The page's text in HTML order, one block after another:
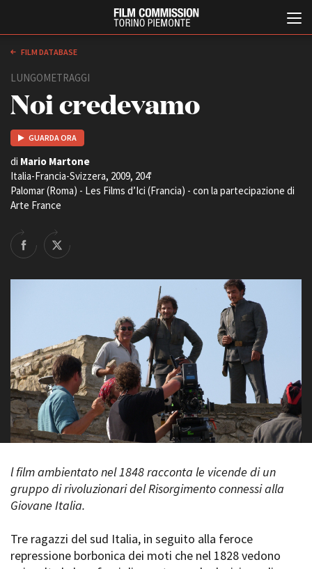
Chi siamo
Storia della Fondazione
Bilancio sociale
Amministrazione
trasparente
Bandi e gare
Sostenibilità ambientale
SERVIZI
Location scouting
Spazi nella sede FCTP
Sala Casting
FILM FUNDS
Avenue Cove - Erasmus +
Guarda che storia!
La Grazia - Immagini e
location della Torino di Paolo
Sorrentino
Open Day
Ciak in TOur!
FESTIVAL, MARKETS,
AWARDS
International Film Festival
Berlinale Internationalen
Filmfestspiele Berlin
Locarno Film Festival
Mostra Internazionale d’Arte
FILM DATABASE
LUNGOMETRAGGI
Noi credevamo
GUARDA ORA
di Mario Martone
Italia-Francia-Svizzera, 2009, 204'
Palomar (Roma) - Les Films d’Ici (Francia) - con la partecipazione di
Arte France
l film ambientato nel 1848 racconta le vicende di un
gruppo di rivoluzionari del Risorgimento connessi alla
Giovane Italia.
Tre ragazzi del sud Italia, in seguito alla feroce
repressione borbonica dei moti che nel 1828 vedono